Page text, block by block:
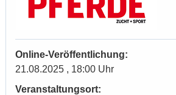
Online-Veröffentlichung:
21.08.2025 , 18:00 Uhr
Veranstaltungsort: